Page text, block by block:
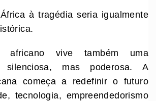
à tragédia seria igualmente
africano vive também uma
silenciosa, mas poderosa. A
começa a redefinir o futuro
tecnologia, empreendedorismo